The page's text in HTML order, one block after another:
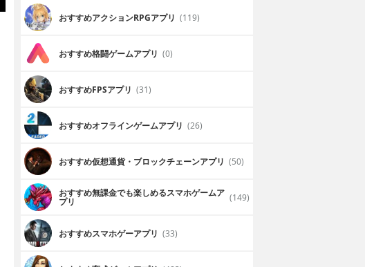
おすすめアクションRPGアプリ (119)
おすすめ格闘ゲームアプリ (0)
おすすめFPSアプリ (31)
おすすめオフラインゲームアプリ (26)
おすすめ仮想通貨・ブロックチェーンアプリ (50)
おすすめ無課金でも楽しめるスマホゲームア
プリ (149)
おすすめスマホゲーアプリ (33)